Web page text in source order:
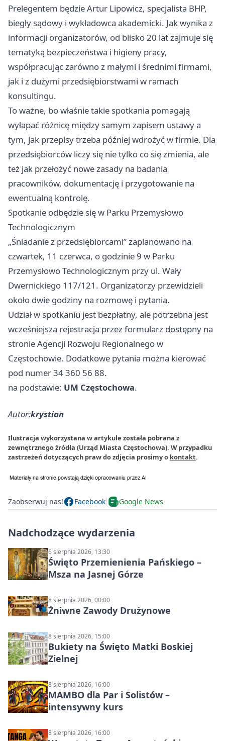
Prelegentem będzie Artur Lipowicz, specjalista BHP,
biegły sądowy i wykładowca akademicki. Jak wynika z
informacji organizatorów, od blisko 20 lat zajmuje się
tematyką bezpieczeństwa i higieny pracy,
współpracując zarówno z małymi i średnimi firmami,
jak i z dużymi przedsiębiorstwami w ramach
konsultingu.
To ważne, bo właśnie takie spotkania pomagają
wyłapać różnicę między samym zapisem ustawy a
tym, jak przepisy trzeba później wdrożyć w firmie. Dla
przedsiębiorców liczy się nie tylko co się zmienia, ale
też jak przełożyć nowe zasady na badania
pracowników, dokumentację i przygotowanie na
ewentualną kontrolę.
Spotkanie odbędzie się w Parku Przemysłowo
Technologicznym
„Śniadanie z przedsiębiorcami” zaplanowano na
czwartek, 11 czerwca, o godzinie 9 w Parku
Przemysłowo Technologicznym przy ul. Wały
Dwernickiego 117/121. Organizatorzy przewidzieli
około dwie godziny na rozmowę i pytania.
Udział w spotkaniu jest bezpłatny, ale potrzebna jest
wcześniejsza rejestracja przez formularz dostępny na
stronie Agencji Rozwoju Regionalnego w
Częstochowie. Dodatkowe pytania można kierować
pod numer 34 360 56 88.
na podstawie: UM Częstochowa.
Autor:krystian
Ilustracja wykorzystana w artykule została pobrana z
zewnętrznego źródła (Urząd Miasta Częstochowa). W przypadku
zastrzeżeń dotyczących praw do zdjęcia prosimy o kontakt.
Zaobserwuj nas! Facebook Google News
Nadchodzące wydarzenia
6 sierpnia 2026, 13:30
Święto Przemienienia Pańskiego –
Msza na Jasnej Górze
8 sierpnia 2026, 00:00
Żniwne Zawody Drużynowe
8 sierpnia 2026, 15:00
Bukiety na Święto Matki Boskiej
Zielnej
8 sierpnia 2026, 16:00
MAMBO dla Par i Solistów –
intensywny kurs
8 sierpnia 2026, 16:00